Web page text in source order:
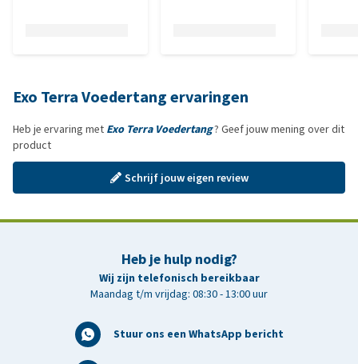
Exo Terra Voedertang ervaringen
Heb je ervaring met Exo Terra Voedertang? Geef jouw mening over dit
product
Schrijf jouw eigen review
Heb je hulp nodig?
Wij zijn telefonisch bereikbaar
Maandag t/m vrijdag: 08:30 - 13:00 uur
Stuur ons een WhatsApp bericht